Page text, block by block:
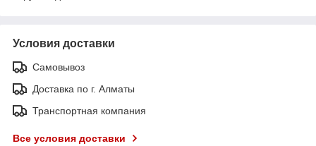
Условия доставки
Самовывоз
Доставка по г. Алматы
Транспортная компания
Все условия доставки